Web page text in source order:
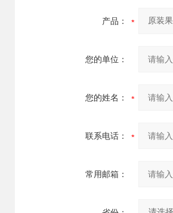
产品：
您的单位：
您的姓名：
联系电话：
常用邮箱：